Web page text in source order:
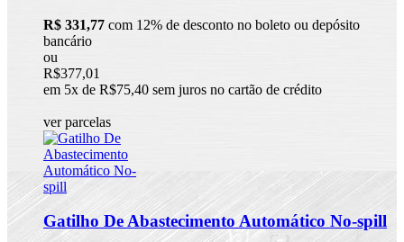
R$ 331,77 com 12% de desconto no boleto ou depósito
bancário
ou
R$377,01
em 5x de R$75,40 sem juros no cartão de crédito
ver parcelas
Gatilho De Abastecimento Automático No-spill